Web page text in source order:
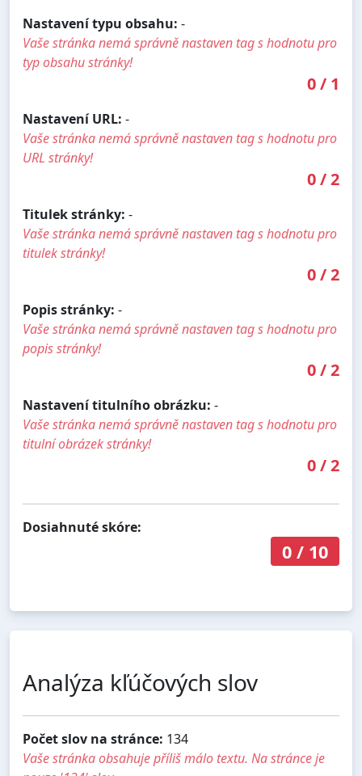
Nastavení typu obsahu: -
Vaše stránka nemá správně nastaven tag s hodnotu pro
typ obsahu stránky!
0/ 1
Nastavení URL: -
Vaše stránka nemá správně nastaven tag s hodnotu pro
URL stránky!
0/2
Titulek stránky: -
Vaše stránka nemá správně nastaven tag s hodnotu pro
titulek stránky!
0/2
Popis stránky: -
Vaše stránka nemá správně nastaven tag s hodnotu pro
popis stránky!
0/2
Nastavení titulního obrázku: -
Vaše stránka nemá správně nastaven tag s hodnotu pro
titulní obrázek stránky!
0/2
Dosiahnuté skóre:
0/ 10
Analýza kľúčových slov
Počet slov na stránce: 134
Vaše stránka obsahuje příliš málo textu. Na stránce je